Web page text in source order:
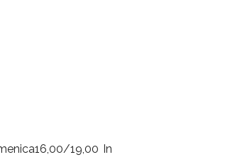
19,00 In